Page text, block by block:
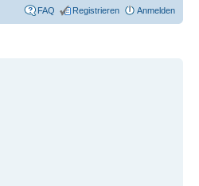
FAQ Registrieren Anmelden